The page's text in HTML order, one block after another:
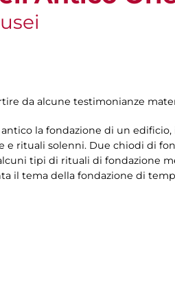
da alcune testimonianze
la fondazione di un
rituali solenni. Due chiodi di
tipi di rituali di fondazione
il tema della fondazione di